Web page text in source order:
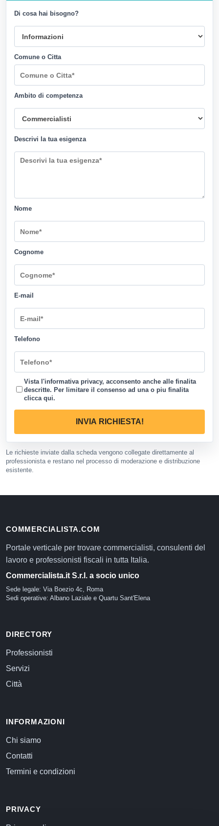
Di cosa hai bisogno?
Comune o Citta
Ambito di competenza
Descrivi la tua esigenza
Nome
Cognome
E-mail
Telefono
Vista l'informativa privacy, acconsento anche alle finalita
descritte. Per limitare il consenso ad una o piu finalita
clicca qui.
INVIA RICHIESTA!
Le richieste inviate dalla scheda vengono collegate direttamente al
professionista e restano nel processo di moderazione e distribuzione
esistente.
COMMERCIALISTA.COM
Portale verticale per trovare commercialisti, consulenti del
lavoro e professionisti fiscali in tutta Italia.
Commercialista.it S.r.l. a socio unico
Sede legale: Via Boezio 4c, Roma
Sedi operative: Albano Laziale e Quartu Sant'Elena
DIRECTORY
Professionisti
Servizi
Città
INFORMAZIONI
Chi siamo
Contatti
Termini e condizioni
PRIVACY